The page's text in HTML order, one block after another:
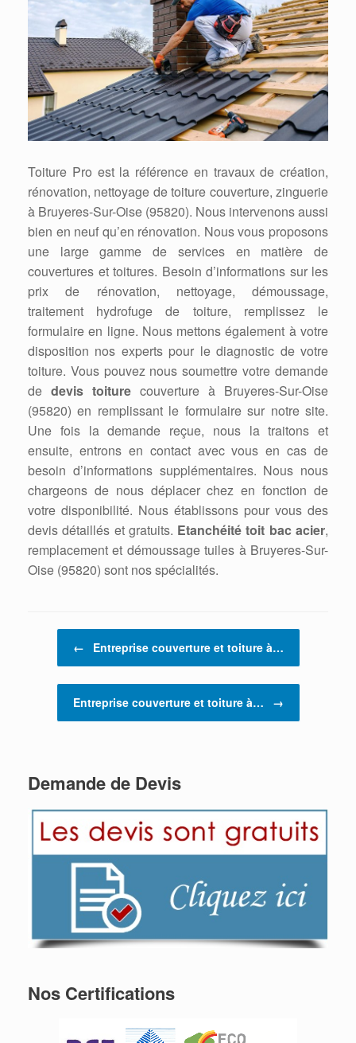
Toiture Pro est la référence en travaux de création,
rénovation, nettoyage de toiture couverture, zinguerie
à Bruyeres-Sur-Oise (95820). Nous intervenons aussi
bien en neuf qu’en rénovation. Nous vous proposons
une large gamme de services en matière de
couvertures et toitures. Besoin d’informations sur les
prix de rénovation, nettoyage, démoussage,
traitement hydrofuge de toiture, remplissez le
formulaire en ligne. Nous mettons également à votre
disposition nos experts pour le diagnostic de votre
toiture. Vous pouvez nous soumettre votre demande
de devis toiture couverture à Bruyeres-Sur-Oise
(95820) en remplissant le formulaire sur notre site.
Une fois la demande reçue, nous la traitons et
ensuite, entrons en contact avec vous en cas de
besoin d’informations supplémentaires. Nous nous
chargeons de nous déplacer chez en fonction de
votre disponibilité. Nous établissons pour vous des
devis détaillés et gratuits. Etanchéité toit bac acier,
remplacement et démoussage tuiles à Bruyeres-Sur-
Oise (95820) sont nos spécialités.
Post navigation
← Entreprise couverture et toiture à…
Entreprise couverture et toiture à… →
Demande de Devis
Nos Certifications